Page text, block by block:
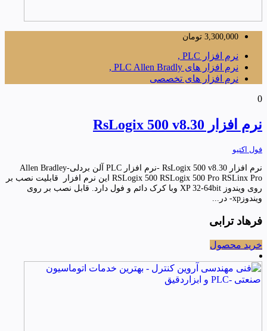
3,300,000 تومان
نرم افزار PLC ,
نرم افزار های PLC Allen Bradly ,
نرم افزار های تخصصی
0
نرم افزار RsLogix 500 v8.30
فول اکتیو
نرم افزار RsLogix 500 v8.30 -نرم افزار PLC آلن بردلی-Allen Bradley
RSLogix 500 RSLogix 500 Pro RSLinx Pro این نرم افزار قابلیت نصب بر
روی ویندوز XP 32-64bit وبا کرک دائم و فول دارد. قابل نصب بر روی
ویندوزxp- در...
فرهاد ترابی
خرید محصول